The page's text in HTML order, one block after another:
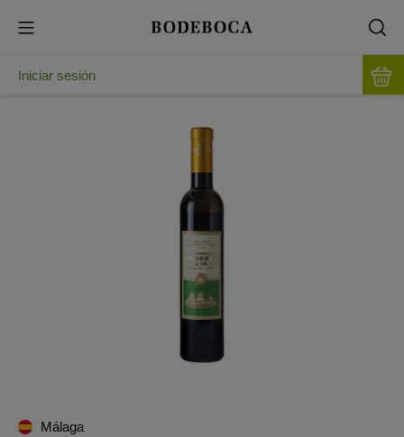
Iniciar sesión
Málaga